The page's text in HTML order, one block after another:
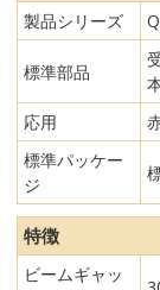
製品シリーズ
標準部品
応用
標準パッケー
ジ
特徴
ビームギャッ